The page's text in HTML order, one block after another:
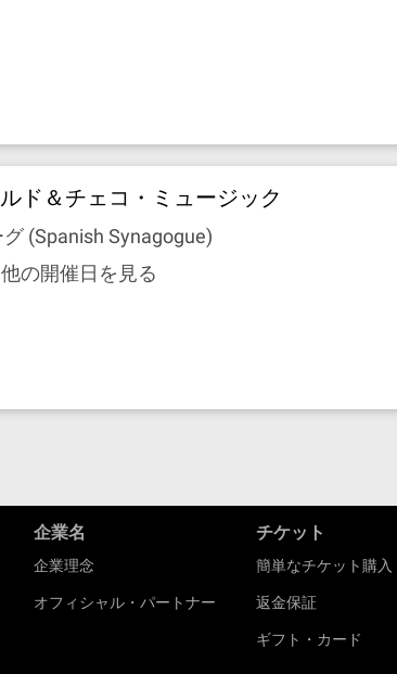
ド＆チェコ・ミュージック
(Spanish Synagogue)
の開催日を見る
企業名
企業理念
オフィシャル・パートナー
チケット
簡単なチケット購入
返金保証
ギフト・カード